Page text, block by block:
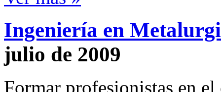
Ingeniería en
julio de 2009
Formar profesionistas en